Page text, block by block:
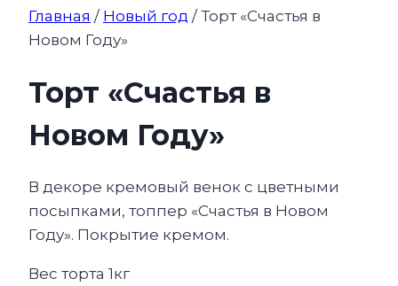
Главная / Новый год / Торт «Счастья в
Новом Году»
Торт «Счастья в
Новом Году»
В декоре кремовый венок с цветными
посыпками, топпер «Счастья в Новом
Году». Покрытие кремом.
Вес торта 1кг